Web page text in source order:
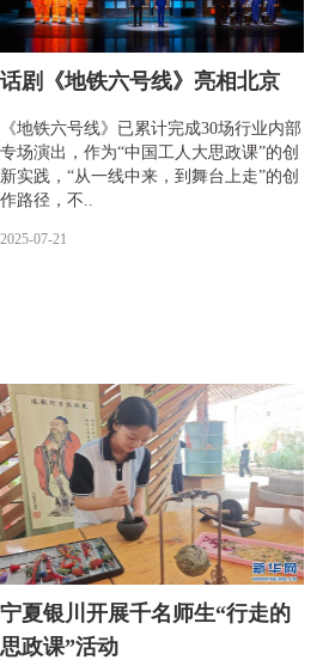
话剧《地铁六号线》亮相北京
《地铁六号线》已累计完成30场行业内部
专场演出，作为“中国工人大思政课”的创
新实践，“从一线中来，到舞台上走”的创
作路径，不..
2025-07-21
宁夏银川开展千名师生“行走的
思政课”活动